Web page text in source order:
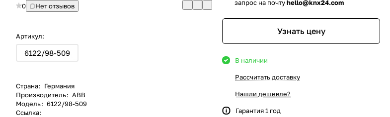
0 Нет отзывов
Артикул:
6122/98-509
Страна: Германия
Производитель: ABB
Модель: 6122/98-509
Ссылка:
запрос на почтуhello@knx24.com
Узнать цену
В наличии
Рассчитать доставку
Нашли дешевле?
Гарантия 1 год